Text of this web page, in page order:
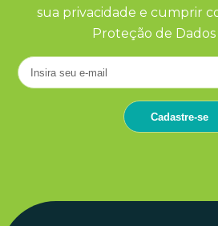
sua privacidade e cumprir
Proteção de Dados